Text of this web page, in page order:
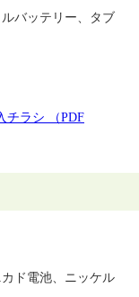
ルバッテリー、タブ
チラシ （PDF
ド電池、ニッケル